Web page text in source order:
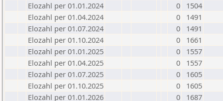
Elozahl per 01.01.2024
0
1504
Elozahl per 01.04.2024
0
1491
Elozahl per 01.07.2024
0
1491
Elozahl per 01.10.2024
0
1661
Elozahl per 01.01.2025
0
1557
Elozahl per 01.04.2025
0
1557
Elozahl per 01.07.2025
0
1605
Elozahl per 01.10.2025
0
1605
Elozahl per 01.01.2026
0
1687